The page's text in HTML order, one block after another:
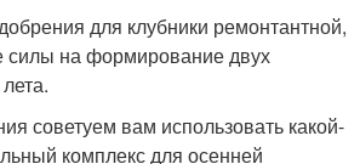
для клубники ремонтантной,
силы на формирование двух
советуем вам использовать какой-
комплекс для осенней